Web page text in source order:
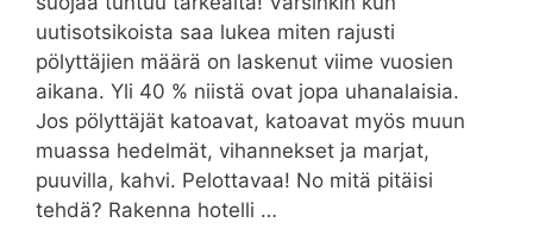
uutisotsikoista saa lukea miten rajusti
pölyttäjien määrä on laskenut viime vuosien
aikana. Yli 40 % niistä ovat jopa uhanalaisia.
Jos pölyttäjät katoavat, katoavat myös muun
muassa hedelmät, vihannekset ja marjat,
puuvilla, kahvi. Pelottavaa! No mitä pitäisi
tehdä? Rakenna hotelli …